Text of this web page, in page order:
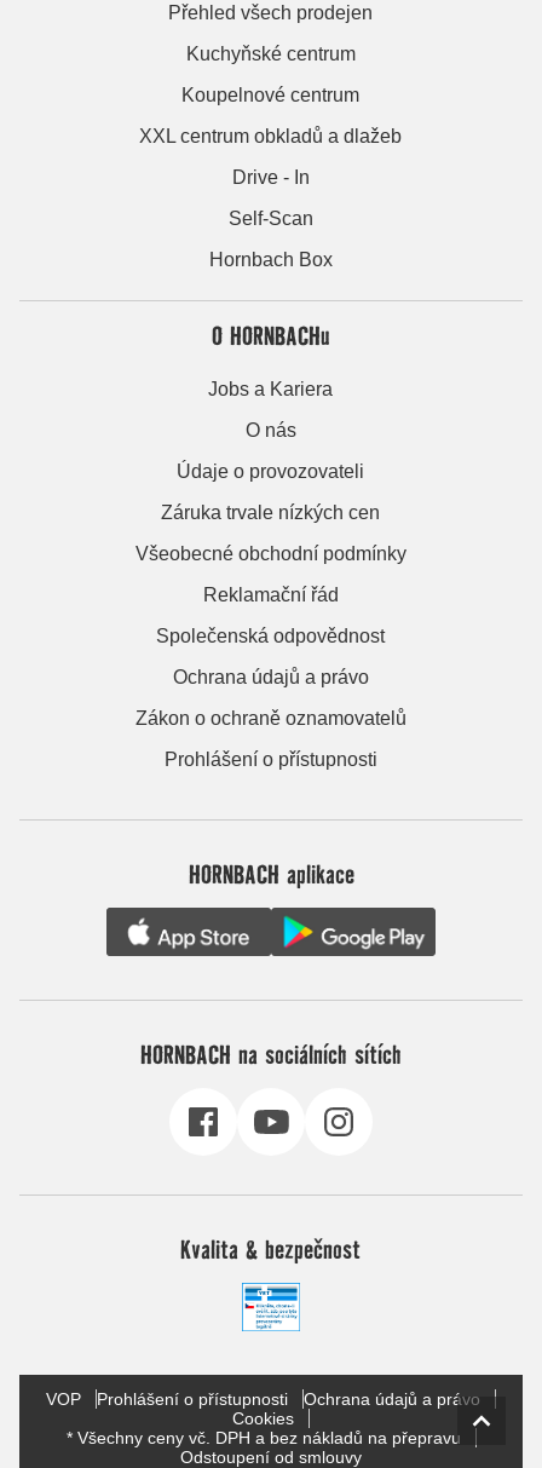
Přehled všech prodejen
Kuchyňské centrum
Koupelnové centrum
XXL centrum obkladů a dlažeb
Drive - In
Self-Scan
Hornbach Box
O HORNBACHu
Jobs a Kariera
O nás
Údaje o provozovateli
Záruka trvale nízkých cen
Všeobecné obchodní podmínky
Reklamační řád
Společenská odpovědnost
Ochrana údajů a právo
Zákon o ochraně oznamovatelů
Prohlášení o přístupnosti
HORNBACH aplikace
HORNBACH na sociálních sítích
Kvalita & bezpečnost
VOP Prohlášení o přístupnosti
Ochrana údajů a právo
Cookies
* Všechny ceny vč. DPH a bez nákladů na přepravu
Odstoupení od smlouvy